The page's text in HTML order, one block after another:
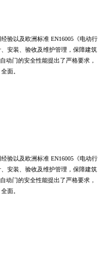
验以及欧洲标准 EN16005《电动行
安装、验收及维护管理，保障建筑
动门的安全性能提出了严格要求，
面。
验以及欧洲标准 EN16005《电动行
安装、验收及维护管理，保障建筑
动门的安全性能提出了严格要求，
面。